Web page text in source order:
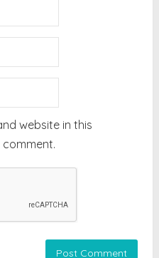
website in this